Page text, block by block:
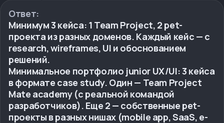
Ответ:
Минимум 3 кейса: 1 Team Project, 2 pet-
проекта из разных доменов. Каждый кейс — с
research, wireframes, UI и обоснованием
решений.
Минимальное портфолио junior UX/UI: 3 кейса
в формате case study. Один — Team Project
Mate academy (с реальной командой
разработчиков). Еще 2 — собственные pet-
проекты в разных нишах (mobile app, SaaS, e-